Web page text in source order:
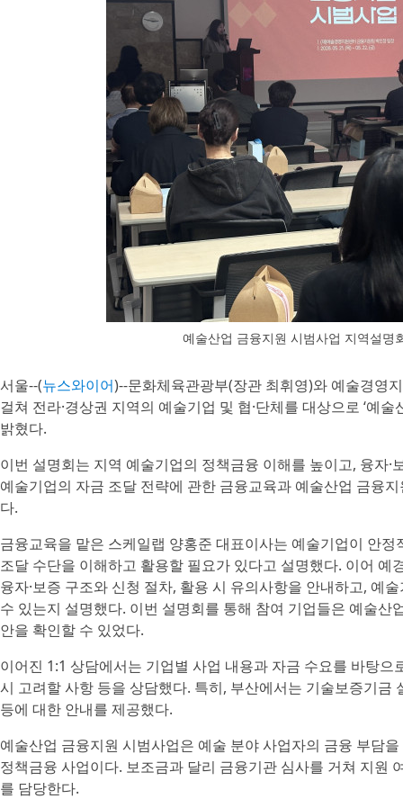
예술산업 금융지원 시범사업 지역설명
서울--(뉴스와이어)--문화체육관광부(장관 최휘영)와 예술경영
걸쳐 전라·경상권 지역의 예술기업 및 협·단체를 대상으로 ‘예
밝혔다.
이번 설명회는 지역 예술기업의 정책금융 이해를 높이고, 융자
예술기업의 자금 조달 전략에 관한 금융교육과 예술산업 금융
다.
금융교육을 맡은 스케일랩 양홍준 대표이사는 예술기업이 안
조달 수단을 이해하고 활용할 필요가 있다고 설명했다. 이어
융자·보증 구조와 신청 절차, 활용 시 유의사항을 안내하고, 예
수 있는지 설명했다. 이번 설명회를 통해 참여 기업들은 예술
안을 확인할 수 있었다.
이어진 1:1 상담에서는 기업별 사업 내용과 자금 수요를 바탕
시 고려할 사항 등을 상담했다. 특히, 부산에서는 기술보증기
등에 대한 안내를 제공했다.
예술산업 금융지원 시범사업은 예술 분야 사업자의 금융 부담
정책금융 사업이다. 보조금과 달리 금융기관 심사를 거쳐 지원
를 담당한다.